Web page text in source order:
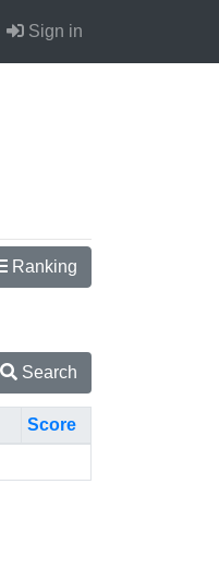
Sign in
Ranking
Search
Score